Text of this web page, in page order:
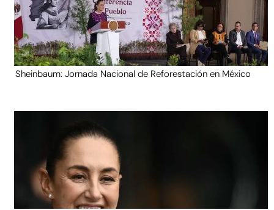
Sheinbaum: Jornada Nacional de Reforestación en México